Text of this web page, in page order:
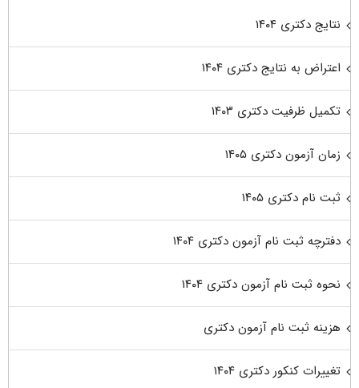
نتایج دکتری ۱۴۰۴
اعتراض به نتایج دکتری ۱۴۰۴
تکمیل ظرفیت دکتری ۱۴۰۳
زمان آزمون دکتری ۱۴۰۵
ثبت نام دکتری ۱۴۰۵
دفترچه ثبت نام آزمون دکتری ۱۴۰۴
نحوه ثبت نام آزمون دکتری ۱۴۰۴
هزینه ثبت نام آزمون دکتری
تغییرات کنکور دکتری ۱۴۰۴